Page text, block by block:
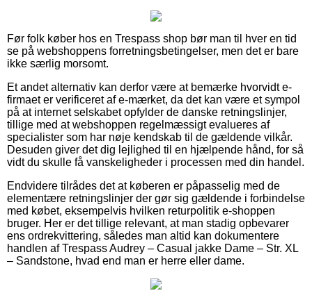
Før folk køber hos en Trespass shop bør man til hver en tid
se på webshoppens forretningsbetingelser, men det er bare
ikke særlig morsomt.
Et andet alternativ kan derfor være at bemærke hvorvidt e-
firmaet er verificeret af e-mærket, da det kan være et sympol
på at internet selskabet opfylder de danske retningslinjer,
tillige med at webshoppen regelmæssigt evalueres af
specialister som har nøje kendskab til de gældende vilkår.
Desuden giver det dig lejlighed til en hjælpende hånd, for så
vidt du skulle få vanskeligheder i processen med din handel.
Endvidere tilrådes det at køberen er påpasselig med de
elementære retningslinjer der gør sig gældende i forbindelse
med købet, eksempelvis hvilken returpolitik e-shoppen
bruger. Her er det tillige relevant, at man stadig opbevarer
ens ordrekvittering, således man altid kan dokumentere
handlen af Trespass Audrey – Casual jakke Dame – Str. XL
– Sandstone, hvad end man er herre eller dame.